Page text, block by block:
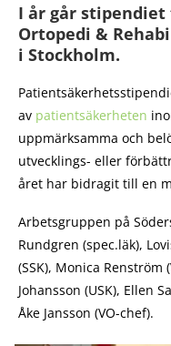
I år går
Ortopedi &
i Stockholm.
av patientsäkerheten
uppmärksamma och
utvecklings- eller
året har bidragit till en
Arbetsgruppen på
Rundgren (spec.läk),
(SSK), Monica Renström
Johansson (USK), Ellen
Åke Jansson (VO-chef).